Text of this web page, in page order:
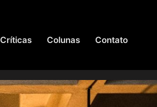
Críticas Colunas Contato